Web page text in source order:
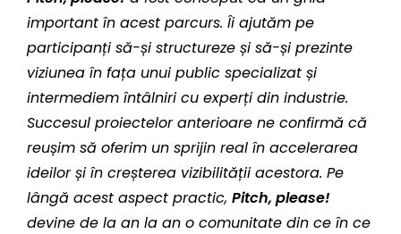
important în acest parcurs. Îi ajutăm pe
participanți să-și structureze și să-și prezinte
viziunea în fața unui public specializat și
intermediem întâlniri cu experți din industrie.
Succesul proiectelor anterioare ne confirmă că
reușim să oferim un sprijin real în accelerarea
ideilor și în creșterea vizibilității acestora. Pe
lângă acest aspect practic, Pitch, please!
devine de la an la an o comunitate din ce în ce